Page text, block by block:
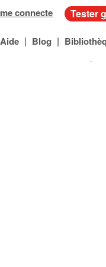
connecte Tester
Aide | Blog |